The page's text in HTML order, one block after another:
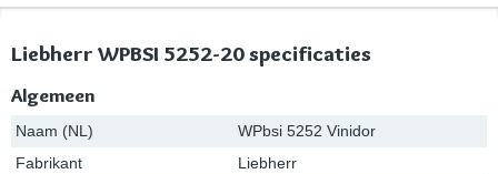
Liebherr WPBSI 5252-20 specificaties
Algemeen
Naam (NL)
WPbsi 5252 Vinidor
Fabrikant
Liebherr